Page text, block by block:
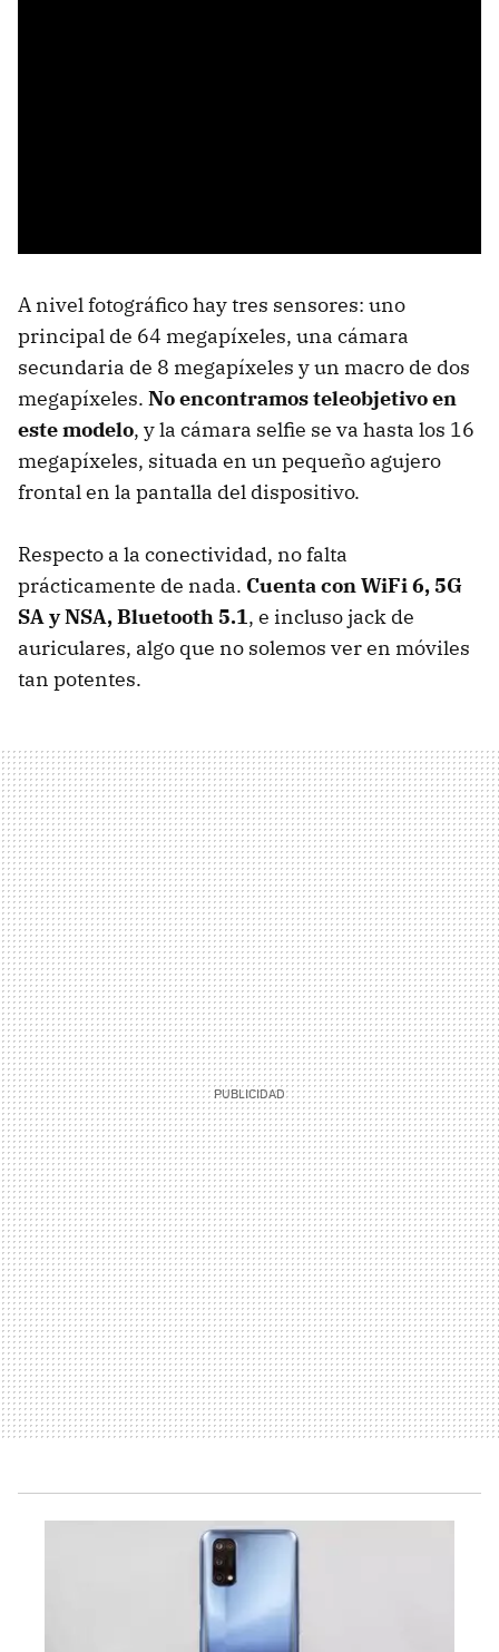
A nivel fotográfico hay tres sensores: uno
principal de 64 megapíxeles, una cámara
secundaria de 8 megapíxeles y un macro de dos
megapíxeles. No encontramos teleobjetivo en
este modelo, y la cámara selfie se va hasta los 16
megapíxeles, situada en un pequeño agujero
frontal en la pantalla del dispositivo.
Respecto a la conectividad, no falta
prácticamente de nada. Cuenta con WiFi 6, 5G
SA y NSA, Bluetooth 5.1, e incluso jack de
auriculares, algo que no solemos ver en móviles
tan potentes.